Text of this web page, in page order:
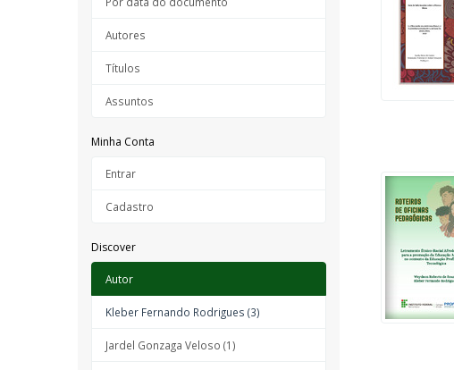
Autores
Títulos
Assuntos
Minha Conta
Entrar
Cadastro
Discover
Autor
Kleber Fernando Rodrigues (3)
Jardel Gonzaga Veloso (1)